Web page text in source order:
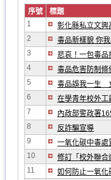
序號
標題
1
彰化縣私立文興
2
毒品新樣貌 你
3
悲哀！一包毒品
4
毒品危害防制條
5
毒品誤我一生
6
在學青年校外工
7
內政部警政署
8
反詐騙宣導
9
一氧化碳中毒處
10
修訂「校外聯合
11
如何防止一氧化